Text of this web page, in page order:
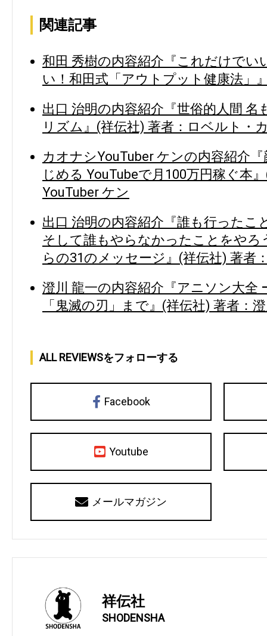
関連記事
和田 秀樹の内容紹介『これだけでい
い！和田式「アウトプット健康法」
出口 治明の内容紹介『世俗的人間
リズム』(祥伝社) 著者：ロベルト・
カオナシYouTuber ケンの内容紹介
じめる YouTubeで月100万円稼ぐ本
YouTuber ケン
出口 治明の内容紹介『誰も行ったこ
そして誰もやらなかったことをやろ
らの31のメッセージ』(祥伝社) 著者
澄川 龍一の内容紹介『アニソン大全
「鬼滅の刃」まで』(祥伝社) 著者：
ALL REVIEWSをフォローする
Facebook
Youtube
メールマガジン
祥伝社
SHODENSHA